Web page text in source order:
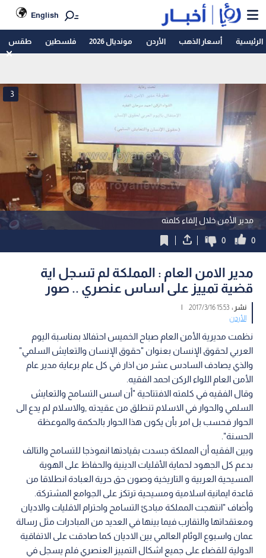
English
الرئيسية أسعار الذهب الأردن مونديال 2026 فلسطين طقس
مدير الأمن خلال إلقاء كلمته
3
0
0
مدير الامن العام : المملكة لم تسجل اية
قضية تمييز على اساس عنصري ‏.. صور
نشر :15:53 2017/3/16
|
الأردن
نظمت مديرية الأمن العام صباح الخميس احتفالا بمناسبة اليوم
العربي لحقوق الإنسان بعنوان ‏‏"حقوق الإنسان والتعايش السلمي"
والذي يصادف السادس عشر من اذار في كل عام برعاية مدير ‏عام
الأمن العام اللواء الركن احمد الفقيه.‏
وقال الفقيه في كلمته الافتتاحية "أن اسس التسامح والتعايش
السلمي والحوار في الاسلام تنطلق من ‏عقيدته ,والاسلام لم يدع الى
الحوار فحسب بل امر بأن يكون هذا الحوار بالحكمة والموعظة
‏الحسنة".‏
وبين الفقيه أن المملكة جسدت بقيادتها انموذجا للتسامح والتالف
بدعم كل الجهود لحماية الأقليات ‏الدينية والحفاظ على الهوية
المسيحية العربية و التاريخية وصون حق حرية العبادة انطلاقا من
‏قاعدة ايمانية اسلامية ومسيحية ترتكز على الجوامع المشتركة.‏
وأضاف "انتهجت المملكة مبادئ التسامح واحترام الاقليات والاديان
ومعتقداتها والتقارب فيما بينها ‏في العديد من المبادرات مثل رسالة
عمان واسبوع الوئام العالمي بين الاديان كما صادقت على ‏الاتفاقية
الدولية للقضاء على جميع اشكال التمييز العنصري فلم يسجل في